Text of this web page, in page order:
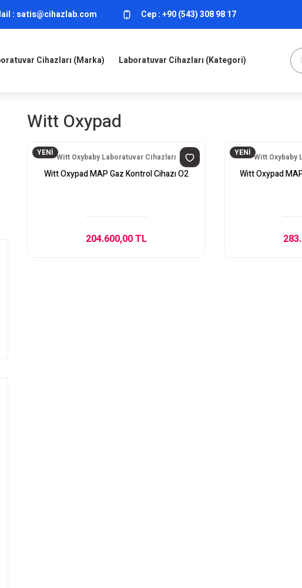
: satis@cihazlab.com Cep :+90 (543) 308 98 17
Cihazları (Marka) Laboratuvar Cihazları (Kategori)
Witt Oxypad
YENİ Witt Oxybaby Laboratuvar Cihazları
Witt Oxypad MAP Gaz Kontrol Cihazı O2
204.600,00 TL
YENİ Witt Oxybaby
Witt Oxypad